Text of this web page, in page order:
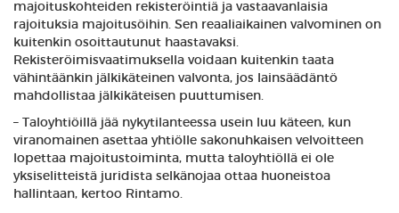
majoituskohteiden rekisteröintiä ja vastaavanlaisia
rajoituksia majoitusöihin. Sen reaaliaikainen valvominen on
kuitenkin osoittautunut haastavaksi.
Rekisteröimisvaatimuksella voidaan kuitenkin taata
vähintäänkin jälkikäteinen valvonta, jos lainsäädäntö
mahdollistaa jälkikäteisen puuttumisen.
– Taloyhtiöillä jää nykytilanteessa usein luu käteen, kun
viranomainen asettaa yhtiölle sakonuhkaisen velvoitteen
lopettaa majoitustoiminta, mutta taloyhtiöllä ei ole
yksiselitteistä juridista selkänojaa ottaa huoneistoa
hallintaan, kertoo Rintamo.